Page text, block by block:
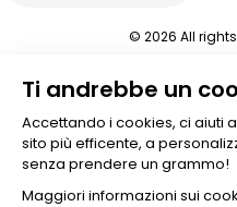
Ti andrebbe un
Accettando i cookies, ci aiuti
sito più efficente, a
senza prendere un grammo!
Maggiori informazioni sui
© 2026 All